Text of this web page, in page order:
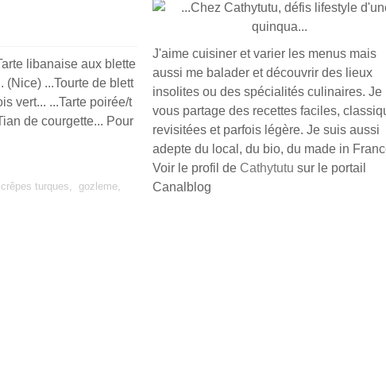
libanaise aux blette
(Nice) ...Tourte de blett
vert... ...Tarte poirée/t
de courgette... Pour
crêpes turques, gozleme,
J'aime cuisiner et varier les menus mais
aussi me balader et découvrir des lieux
insolites ou des spécialités culinaires. Je
vous partage des recettes faciles,
revisitées et parfois légère. Je suis aussi
adepte du local, du bio, du made in
Voir le profil de Cathytutu sur le portail
Canalblog